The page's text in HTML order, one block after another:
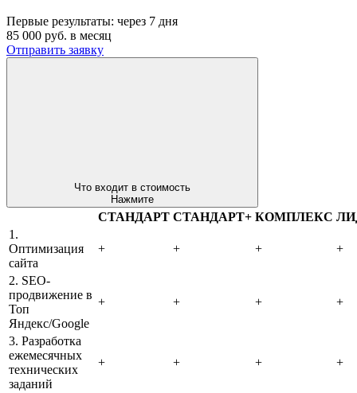
Первые результаты: через 7 дня
85 000 руб. в месяц
Отправить заявку
Что входит в стоимость
Нажмите
СТАНДАРТ СТАНДАРТ+ КОМПЛЕКС
1.
Оптимизация
сайта
+ + + +
2. SEO-
продвижение в
Топ
Яндекс/Google
+ + + +
3. Разработка
ежемесячных
технических
заданий
+ + + +